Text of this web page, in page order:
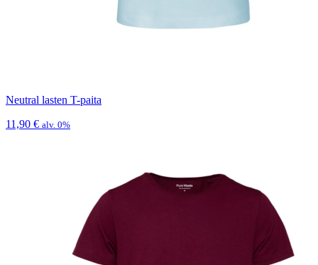
Neutral lasten T-paita
11,90 € alv. 0%